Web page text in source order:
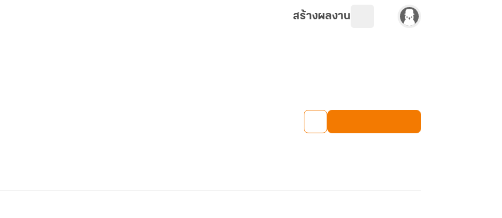
สร้างผลงาน